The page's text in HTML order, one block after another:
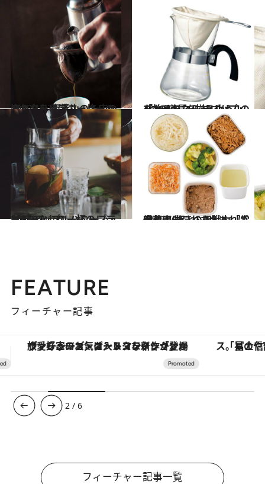
2015.12.28
ネルドリップコーヒーの淹れ方を 南青山の名店のマスターに学ぶ
グルメ 2016.1.3
「おうちネルドリップ」を始めるなら まずはこの4つの道具を揃えよう！
グルメ
2018.12.16
おもてなしの一杯のレシピ 「アップルハニーブランデー」
グルメ 2016.4.15
冷蔵庫にこれさえあれば安心！ 驚きの即戦力「常備菜」6品レシピ
グルメ
FEATURE
フィーチャー記事
「星のや富士」でデジタルデトックス。冨士信仰の歴史を辿り、心身を調える。
3 /6
フィーチャー記事一覧